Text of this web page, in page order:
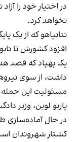
در اختیار خود را
نخواهد کرد.
نتانیاهو که از یک
افزود کشورش تا
یک پهپاد که قصد
داشت، از سوی
مسئولیت این حمله
یاریو لوین، وزیر
در حال آماده‌سازی
کشتار شهروندان